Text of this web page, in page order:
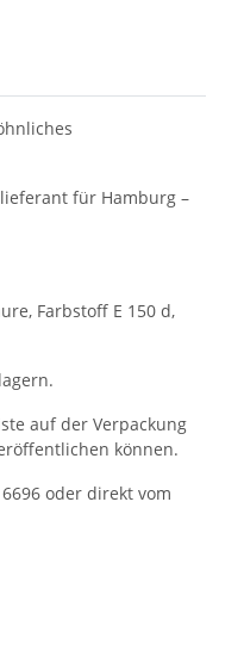
für Hamburg –
Farbstoff E 150 d,
auf der Verpackung
können.
oder direkt vom